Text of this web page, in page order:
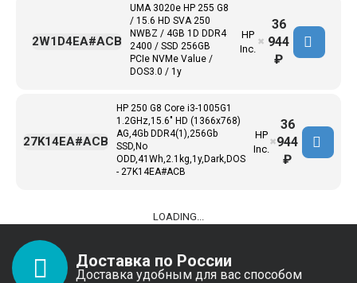
UMA 3020e HP 255 G8
/ 15.6 HD SVA 250
NWBZ / 4GB 1D DDR4
2400 / SSD 256GB
PCIe NVMe Value /
DOS3.0 / 1y
HP
Inc.
2W1D4EA#ACB ✖
36
944
₽
HP 250 G8 Core i3-1005G1
1.2GHz,15.6" HD (1366x768)
AG,4Gb DDR4(1),256Gb
SSD,No
ODD,41Wh,2.1kg,1y,Dark,DOS
- 27K14EA#ACB
HP
Inc.
27K14EA#ACB ✖
36
944
₽
LOADING...
Доставка по России
Доставка удобным для вас способом